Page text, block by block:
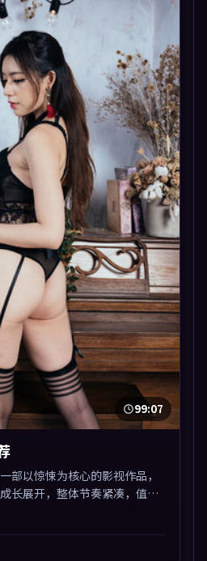
99:07
以惊悚为核心的影视作品，
长展开，整体节奏紧凑，值得